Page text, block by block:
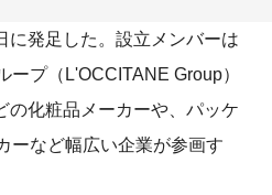
発足した。設立メンバーは
ープ（L'OCCITANE Group）
の化粧品メーカーや、パッケ
ーなど幅広い企業が参画す